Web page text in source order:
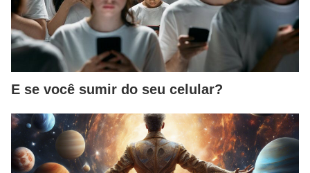
E se você sumir do seu celular?